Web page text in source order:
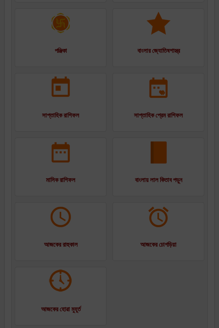
পঞ্জিকা বাংলার জ্যোতিষশাস্ত্র
সাপ্তাহিক রাশিফল সাপ্তাহিক প্রেম রাশিফল
মাসিক রাশিফল বাংলায় লাল কিতাব পড়ুন
আজকের রাহুকাল আজকের চোগড়িয়া
আজকের হোৱা মুহূর্ত